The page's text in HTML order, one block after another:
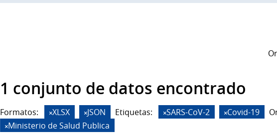
1 conjunto de datos encontrado
Formatos: XLSX JSON Etiquetas: SARS-CoV-2 Covid-19
Ministerio de Salud Publica